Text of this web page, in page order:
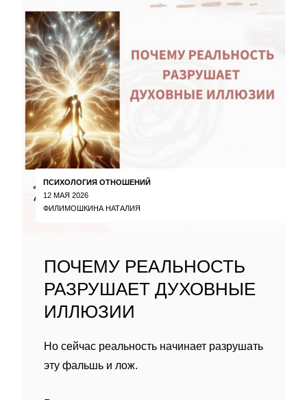
ПСИХОЛОГИЯ ОТНОШЕНИЙ
12 МАЯ 2026
ФИЛИМОШКИНА НАТАЛИЯ
ПОЧЕМУ РЕАЛЬНОСТЬ
РАЗРУШАЕТ ДУХОВНЫЕ
ИЛЛЮЗИИ
Но сейчас реальность начинает разрушать
эту фальшь и лож.